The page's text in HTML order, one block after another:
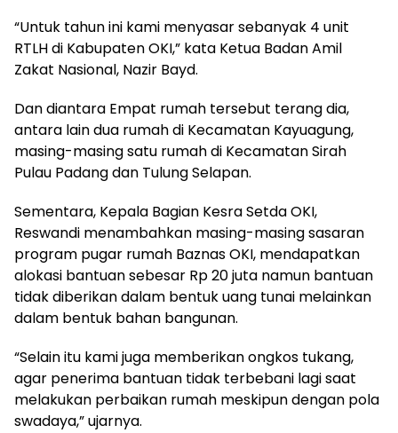
“Untuk tahun ini kami menyasar sebanyak 4 unit
RTLH di Kabupaten OKI,” kata Ketua Badan Amil
Zakat Nasional, Nazir Bayd.
Dan diantara Empat rumah tersebut terang dia,
antara lain dua rumah di Kecamatan Kayuagung,
masing-masing satu rumah di Kecamatan Sirah
Pulau Padang dan Tulung Selapan.
Sementara, Kepala Bagian Kesra Setda OKI,
Reswandi menambahkan masing-masing sasaran
program pugar rumah Baznas OKI, mendapatkan
alokasi bantuan sebesar Rp 20 juta namun bantuan
tidak diberikan dalam bentuk uang tunai melainkan
dalam bentuk bahan bangunan.
“Selain itu kami juga memberikan ongkos tukang,
agar penerima bantuan tidak terbebani lagi saat
melakukan perbaikan rumah meskipun dengan pola
swadaya,” ujarnya.